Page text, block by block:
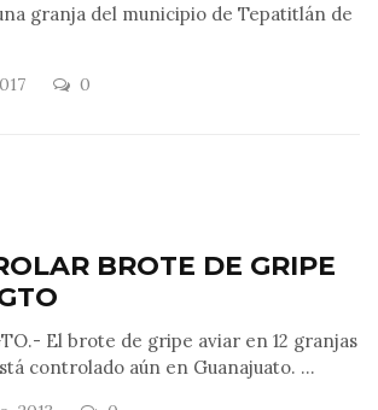
granja del municipio de Tepatitlán de
0
BROTE DE GRIPE
El brote de gripe aviar en 12 granjas
controlado aún en Guanajuato. ...